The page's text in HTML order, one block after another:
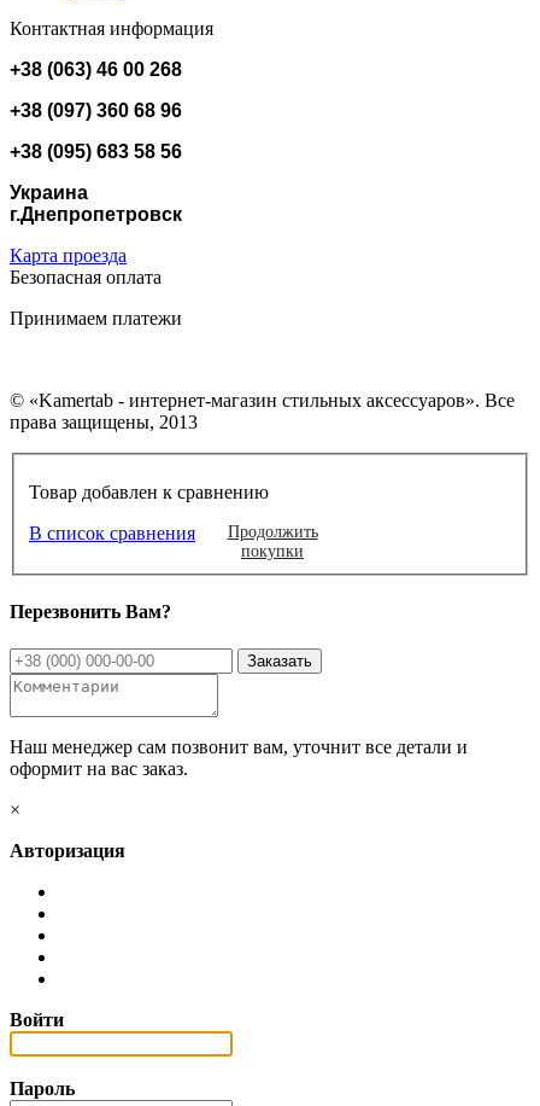
Контактная информация
+38 (063) 46 00 268
+38 (097) 360 68 96
+38 (095) 683 58 56
Украина
г.Днепропетровск
Карта проезда
Безопасная оплата
Принимаем платежи
© «Kamertab - интернет-магазин стильных аксессуаров». Все
права защищены, 2013
Товар добавлен к сравнению
В список сравнения
Продолжить
покупки
Перезвонить Вам?
Наш менеджер сам позвонит вам, уточнит все детали и
оформит на вас заказ.
×
Авторизация
Войти
Пароль